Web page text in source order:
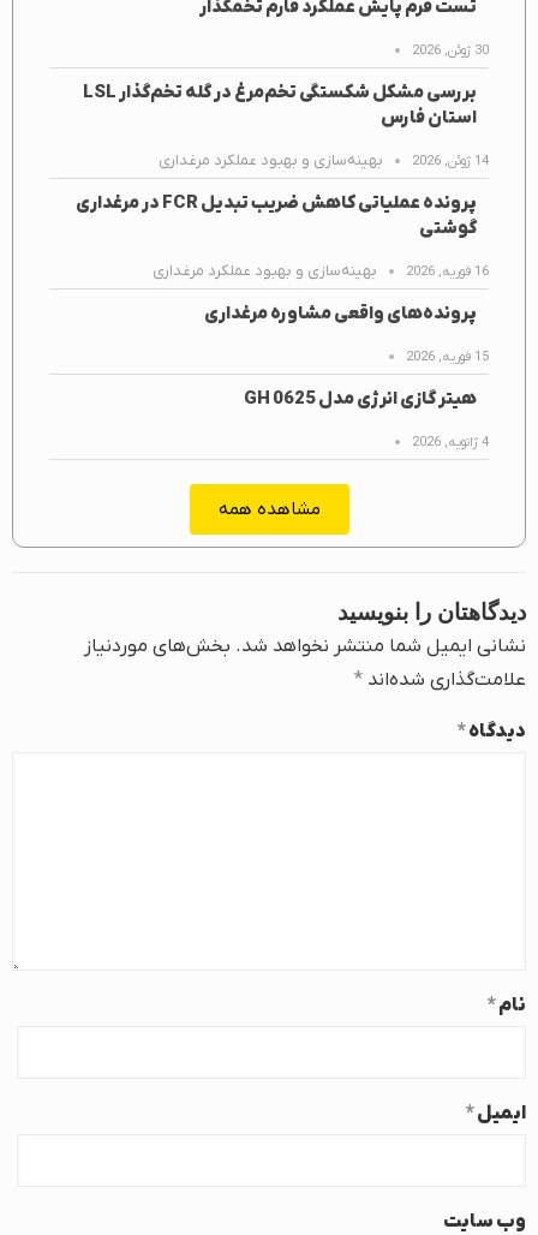
تست فرم پایش عملکرد فارم تخمگذار
30 ژوئن, 2026
بررسی مشکل شکستگی تخم‌مرغ در گله تخم‌گذار LSL
استان فارس
14 ژوئن, 2026 بهینه‌سازی و بهبود عملکرد مرغداری
پرونده عملیاتی کاهش ضریب تبدیل FCR در مرغداری
گوشتی
16 فوریه, 2026 بهینه‌سازی و بهبود عملکرد مرغداری
پرونده‌های واقعی مشاوره مرغداری
15 فوریه, 2026
هیتر گازی انرژی مدل GH 0625
4 ژانویه, 2026
مشاهده همه
دیدگاهتان را بنویسید
نشانی ایمیل شما منتشر نخواهد شد. بخش‌های موردنیاز
علامت‌گذاری شده‌اند *
دیدگاه*
نام*
ایمیل*
وب‌ سایت